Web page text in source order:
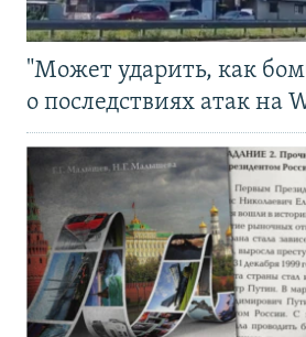
"Может ударить, как
о последствиях атак на